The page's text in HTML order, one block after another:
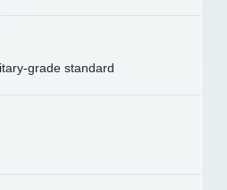
grade standard